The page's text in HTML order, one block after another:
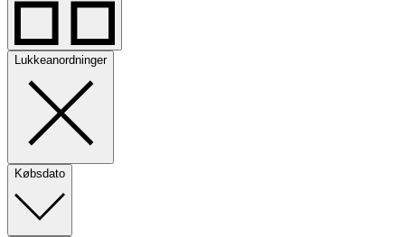
Lukkeanordninger
Købsdato